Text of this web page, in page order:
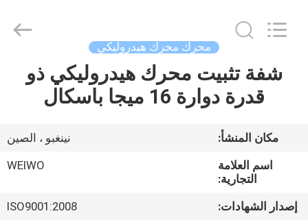
الصفحة
الرئيسية
منتجات
معلومات
عنا
Electromechanical
Co.,Ltd..
محرك محرك هيدروليكي
شفة تثبيت محرك هيدروليكي ذو
قدرة دوارة 16 ميجا باسكال
مكان المنشأ:
نينغبو ، الصين
اسم العلامة
التجارية:
WEIWO
إصدار الشهادات:
ISO9001:2008